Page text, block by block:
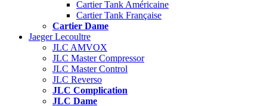
Cartier Tank Américaine
Cartier Tank Française
Cartier Dame
Jaeger Lecoultre
JLC AMVOX
JLC Master Compressor
JLC Master Control
JLC Reverso
JLC Complication
JLC Dame